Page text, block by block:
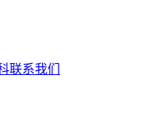
联系我们